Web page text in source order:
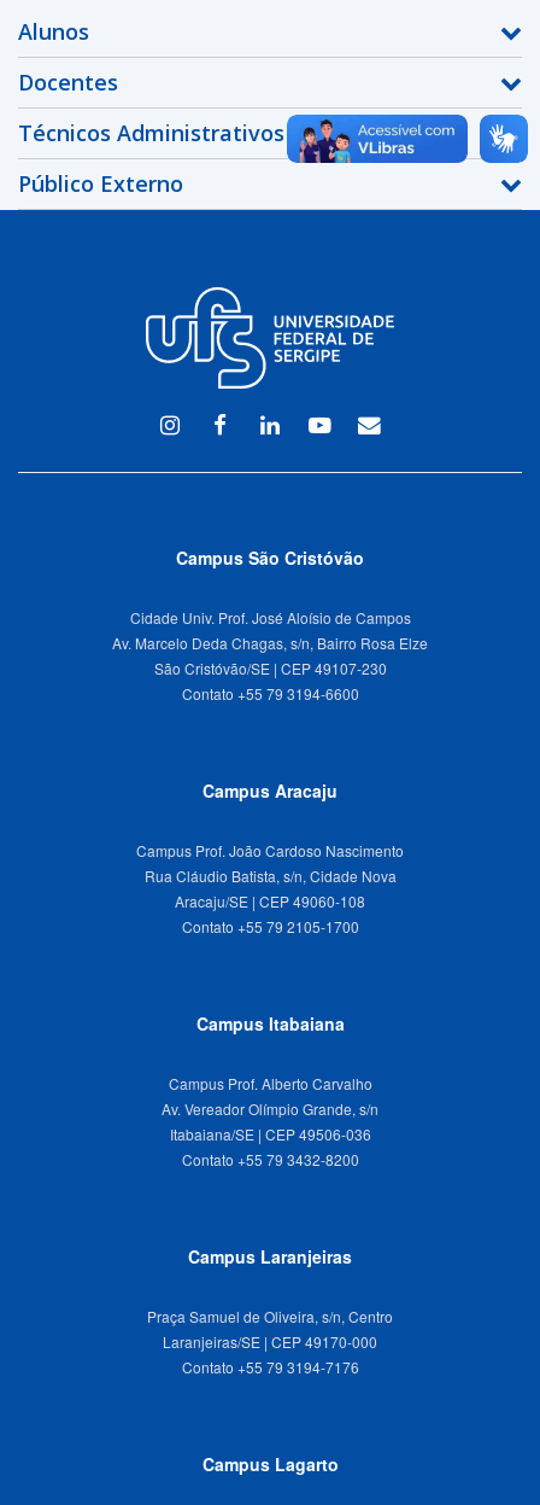
Alunos
Docentes
Técnicos Administrativos
Público Externo
InstagramFacebook
LinkedinYoutubeWEBMAIL
Campus São Cristóvão
Cidade Univ. Prof. José Aloísio de Campos
Av. Marcelo Deda Chagas, s/n, Bairro Rosa Elze
São Cristóvão/SE | CEP 49107-230
Campus Aracaju
Campus Prof. João Cardoso Nascimento
Rua Cláudio Batista, s/n, Cidade Nova
Aracaju/SE | CEP 49060-108
Campus Itabaiana
Campus Prof. Alberto Carvalho
Av. Vereador Olímpio Grande, s/n
Itabaiana/SE | CEP 49506-036
Campus Laranjeiras
Praça Samuel de Oliveira, s/n, Centro
Laranjeiras/SE | CEP 49170-000
Campus Lagarto